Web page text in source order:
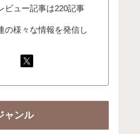
ビュー記事は220記事
の様々な情報を発信し
ャンル